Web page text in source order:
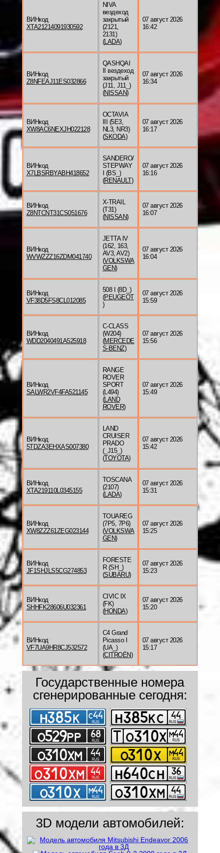
ВИНкод
XTA21214091930592
NIVA
вездеход
закрытый
(2121,
2131)
(LADA)
07 август 2026
16:42
ВИНкод
Z8NFEAJ11ES032866
QASHQAI
II вездеход
закрытый
(J11, J11_)
(NISSAN)
07 август 2026
16:34
ВИНкод
XW8AC6NEXJH022128
OCTAVIA
III (5E3,
NL3, NR3)
(SKODA)
07 август 2026
16:17
ВИНкод
X7LBSRBYABH418652
SANDERO/
STEPWAY
I (BS_)
(RENAULT)
07 август 2026
16:16
ВИНкод
Z8NTCNT31CS051676
X-TRAIL
(T31)
(NISSAN)
07 август 2026
16:07
ВИНкод
WVWZZZ16ZDM041740
JETTA IV
(162, 163,
AV3, AV2)
(VOLKSWA
GEN)
07 август 2026
16:04
ВИНкод
VF38D5FS8CL012085
508 I (8D_)
(PEUGEOT
)
07 август 2026
15:59
ВИНкод
WDD2040491A525918
C-CLASS
(W204)
(MERCEDE
S-BENZ)
07 август 2026
15:56
ВИНкод
SALWR2VF4FA521145
RANGE
ROVER
SPORT
(L494)
(LAND
ROVER)
07 август 2026
15:49
ВИНкод
5TDZA3EHXAS007380
LAND
CRUISER
PRADO
(_J15_)
(TOYOTA)
07 август 2026
15:42
ВИНкод
XTA219110L0345155
TOSCANA
(2107)
(LADA)
07 август 2026
15:31
ВИНкод
XW8ZZZ61ZEG023144
TOUAREG
(7P5, 7P6)
(VOLKSWA
GEN)
07 август 2026
15:25
ВИНкод
JF1SHJLS5CG274853
FORESTE
R (SH_)
(SUBARU)
07 август 2026
15:23
ВИНкод
SHHFK28606U032361
CIVIC IX
(FK)
(HONDA)
07 август 2026
15:20
ВИНкод
VF7UA9HR8CJ532572
C4 Grand
Picasso I
(UA_)
(CITROËN)
07 август 2026
15:17
Государственные номера
сгенерированные сегодня:
3D модели автомобилей: